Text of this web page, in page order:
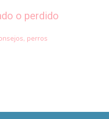
o perdido
, perros